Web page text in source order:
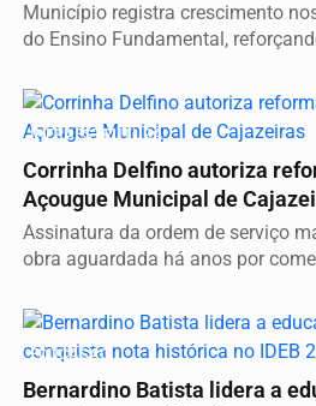
Município registra crescimento
do Ensino Fundamental,
INFRAESTRUTURA
Corrinha Delfino autoriza
Açougue Municipal de
Assinatura da ordem de serviço
obra aguardada há anos por
EDUCAÇÃO
Bernardino Batista lidera a